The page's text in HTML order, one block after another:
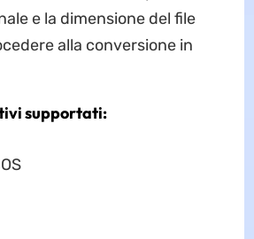
e la dimensione del file
alla conversione in
supportati: